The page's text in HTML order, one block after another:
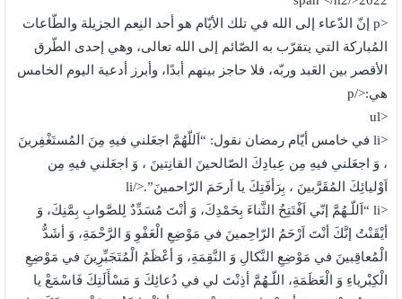
<p إنّ الدّعاء إلى الله في تلك الأيّام هو أحد النِعم الجزيلة والطّاعات
المُباركة التي يتقرّب به الصّائم إلى الله تعالى، وهي إحدى الطّرق
الأقصر بين العَبد وربّه، فلا حاجز بينهم أبدًا، وأبرز أدعية اليوم الخامس
هي:</p
<ul
<li في خامس أيّام رمضان نقول: “اَللّهُمَّ اجعَلني فيهِ مِنَ المُستَغْفِرينَ
، وَ اجعَلني فيهِ مِن عِبادِكَ الصّالحينَ القانِتينَ ، وَ اجعَلني فيهِ مِن
اَوْليائِكَ المُقَرَّبينَ ، بِرَأفَتِكَ يا اَرحَمَ الرّاحمينَ”.</li
<li “اَللّـهُمَّ إنّي اَفْتَتِحُ الثَّناءَ بِحَمْدِكَ، وَ أنْتَ مُسَدِّدٌ لِلصَّوابِ بِمَّنِكَ، وَ
أيْقَنْتُ إنَّكَ أنْتَ اَرْحَمُ الرّاحِمينَ في مَوْضِعِ الْعَفْوِ وَ الرَّحْمَةِ، وَ أشَدُّ
الْمُعاقِبينَ في مَوْضِعِ النَّكالِ وَ النَّقِمَةِ، وَ أعْظَمُ الْمُتَجَبِّرِينَ في مَوْضِعِ
الْكِبْرياءِ وَ الْعَظَمَةِ، اللّـهُمَّ أذِنْتَ لي في دُعائِكَ وَ مَسْأَلَتِكَ فَاسْمَعْ يا